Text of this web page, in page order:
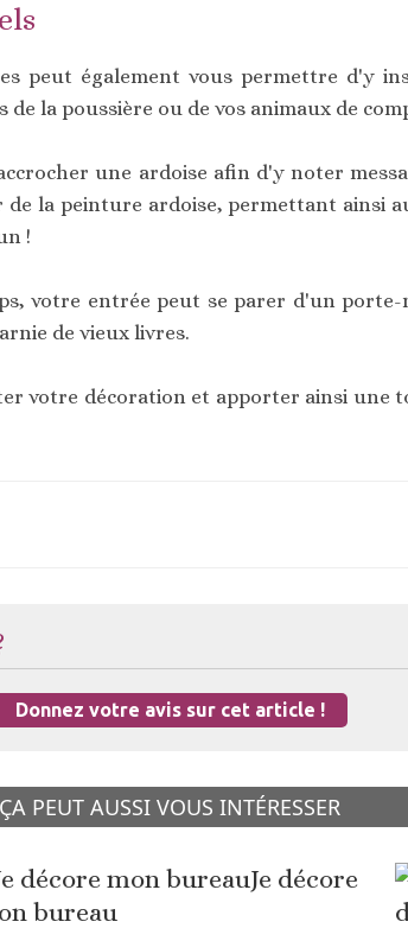
peut également vous permettre d'y
la poussière ou de vos animaux de
une ardoise afin d'y noter
la peinture ardoise, permettant ainsi
!
votre entrée peut se parer d'un
de vieux livres.
votre décoration et apporter ainsi une
Donnez votre avis sur cet article !
ÇA PEUT AUSSI VOUS INTÉRESSER
Je décore
bureau